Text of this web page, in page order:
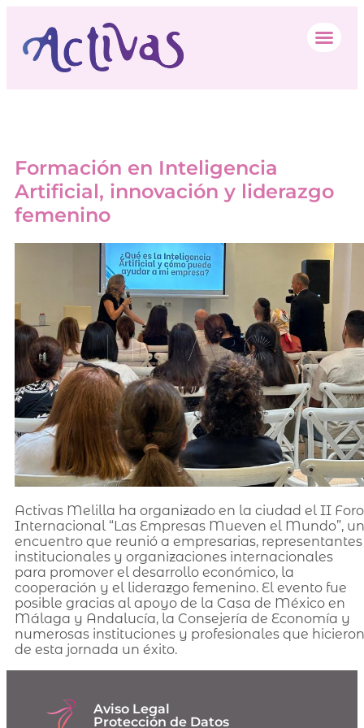
Formación en Inteligencia
Artificial, innovación y liderazgo
femenino
Activas Melilla ha organizado en la ciudad el II Foro
Internacional “Las Empresas Mueven el Mundo”, un
encuentro que reunió a empresarias, representantes
institucionales y organizaciones internacionales
para promover el desarrollo económico, la
cooperación y el liderazgo femenino. El evento fue
posible gracias al apoyo de la Casa de México en
Málaga y Andalucía, la Consejería de Economía y
numerosas instituciones y profesionales que hicieron
de esta jornada un éxito.
Aviso Legal
Protección de Datos